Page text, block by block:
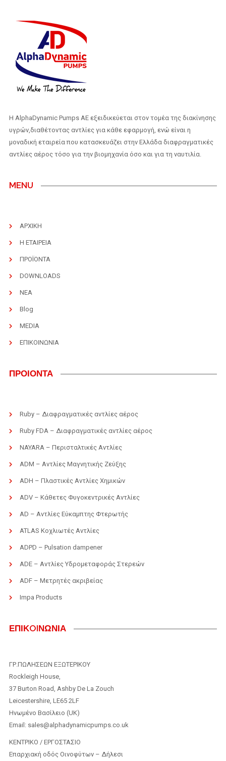
H AlphaDynamic Pumps AE εξειδικεύεται στον τομέα της διακίνησης
υγρών,διαθέτοντας αντλίες για κάθε εφαρμογή, ενώ είναι η
μοναδική εταιρεία που κατασκευάζει στην Ελλάδα διαφραγματικές
αντλίες αέρος τόσο για την βιομηχανία όσο και για τη ναυτιλία.
MENU
ΑΡΧΙΚΗ
Η ΕΤΑΙΡΕΙΑ
ΠΡΟΪΟΝΤΑ
DOWNLOADS
ΝΕΑ
Blog
MEDIA
ΕΠΙΚΟΙΝΩΝΙΑ
ΠΡΟΙΟΝΤΑ
Ruby – Διαφραγματικές αντλίες αέρος
Ruby FDA – Διαφραγματικές αντλίες αέρος
NAYARA – Περισταλτικές Αντλίες
ADM – Αντλίες Μαγνητικής Ζεύξης
ADH – Πλαστικές Αντλίες Χημικών
ADV – Κάθετες Φυγοκεντρικές Αντλίες
AD – Αντλίες Εύκαμπτης Φτερωτής
ATLAS Κοχλιωτές Αντλίες
ADPD – Pulsation dampener
ADE – Αντλίες Υδρομεταφοράς Στερεών
ADF – Μετρητές ακριβείας
Impa Products
ΕΠΙΚOIΝΩΝΙΑ
ΓΡ.ΠΩΛΗΣΕΩΝ ΕΞΩΤΕΡΙΚΟΥ
Rockleigh House,
37 Burton Road, Ashby De La Zouch
Leicestershire, LE65 2LF
Ηνωμένο Βασίλειο (UK)
Email: sales@alphadynamicpumps.co.uk
KENTΡIKO / ΕΡΓΟΣΤΑΣΙΟ
Επαρχιακή οδός Οινοφύτων – Δήλεσι